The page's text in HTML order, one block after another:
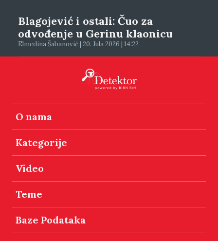
Blagojević i ostali: Čuo za
odvođenje u Gerinu klaonicu
Elmedina Šabanović | 20. Jula 2026 | 14:22
O nama
Kategorije
Video
Teme
Baze Podataka